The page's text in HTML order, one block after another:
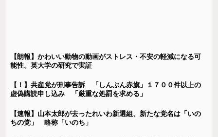
【朗報】かわいい動物の動画がストレス・不安の軽減になる可
能性。英大学の研究で実証
【！】共産党が刑事告訴 「しんぶん赤旗」１７００件以上の
虚偽購読申し込み 「厳重な処罰を求める」
【速報】山本太郎が去ったれいわ新選組、新たな党名は「いの
ちの党」 略称「いのち」